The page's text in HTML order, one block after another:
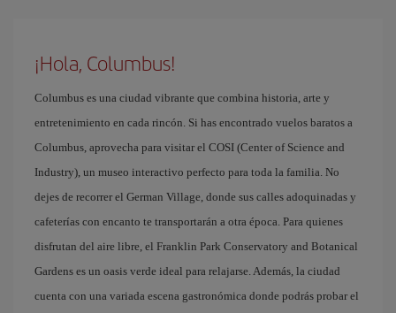
¡Hola, Columbus!
Columbus es una ciudad vibrante que combina historia, arte y
entretenimiento en cada rincón. Si has encontrado vuelos baratos a
Columbus, aprovecha para visitar el COSI (Center of Science and
Industry), un museo interactivo perfecto para toda la familia. No
dejes de recorrer el German Village, donde sus calles adoquinadas y
cafeterías con encanto te transportarán a otra época. Para quienes
disfrutan del aire libre, el Franklin Park Conservatory and Botanical
Gardens es un oasis verde ideal para relajarse. Además, la ciudad
cuenta con una variada escena gastronómica donde podrás probar el